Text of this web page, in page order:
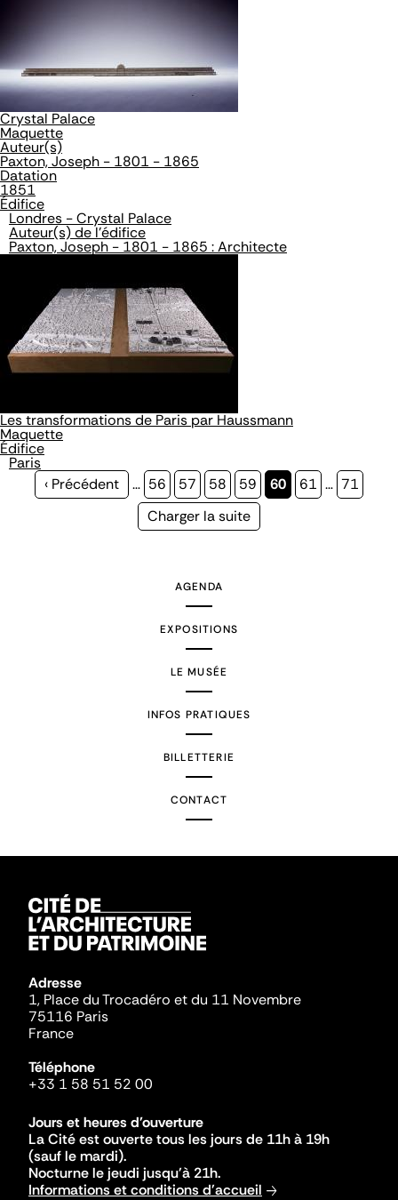
Crystal Palace
Maquette
Auteur(s)
Paxton, Joseph - 1801 - 1865
Datation
1851
Édifice
Londres - Crystal Palace
Auteur(s) de l'édifice
Paxton, Joseph - 1801 - 1865 : Architecte
Les transformations de Paris par Haussmann
Maquette
Édifice
Paris
Page
‹ Précédent … Page
56 Page
57 Page
58 Page
59
Page
60 Page
61 … Page
71
Page
Charger la suite
AGENDA
EXPOSITIONS
LE MUSÉE
INFOS PRATIQUES
BILLETTERIE
CONTACT
Adresse
1, Place du Trocadéro et du 11 Novembre
75116 Paris
France
Téléphone
+33 1 58 51 52 00
Jours et heures d'ouverture
La Cité est ouverte tous les jours de 11h à 19h
(sauf le mardi).
Nocturne le jeudi jusqu'à 21h.
Informations et conditions d'accueil